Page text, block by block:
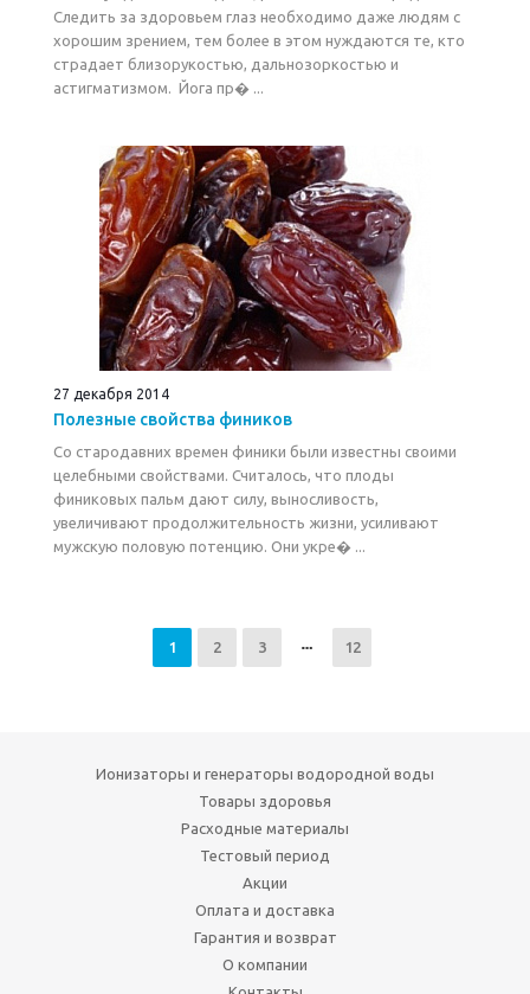
Следить за здоровьем глаз необходимо даже людям с
хорошим зрением, тем более в этом нуждаются те, кто
страдает близорукостью, дальнозоркостью и
астигматизмом. Йога пр� ...
27 декабря 2014
Полезные свойства фиников
Со стародавних времен финики были известны своими
целебными свойствами. Считалось, что плоды
финиковых пальм дают силу, выносливость,
увеличивают продолжительность жизни, усиливают
мужскую половую потенцию. Они укре� ...
1 2 3 12
Ионизаторы и генераторы водородной воды
Товары здоровья
Расходные материалы
Тестовый период
Акции
Оплата и доставка
Гарантия и возврат
О компании